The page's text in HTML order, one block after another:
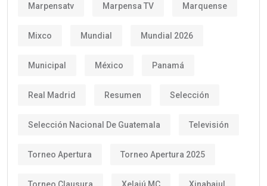
Marpensatv Marpensa TV Marquense
Mixco Mundial Mundial 2026
Municipal México Panamá
Real Madrid Resumen Selección
Selección Nacional De Guatemala Televisión
Torneo Apertura Torneo Apertura 2025